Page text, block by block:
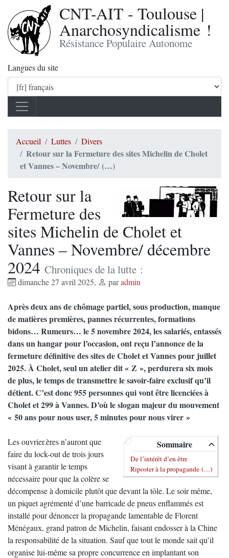
CNT-AIT - Toulouse |
Anarchosyndicalisme !
Résistance Populaire Autonome
Langues du site
Accueil Luttes Divers
Retour sur la Fermeture des sites Michelin de Cholet
et Vannes – Novembre/ (…)
Retour sur la
Fermeture des
sites Michelin de Cholet et
Vannes – Novembre/ décembre
2024 Chroniques de la lutte :
dimanche 27 avril 2025, paradmin
Après deux ans de chômage partiel, sous production, manque
de matières premières, pannes récurrentes, formations
bidons… Rumeurs… le 5 novembre 2024, les salariés, entassés
dans un hangar pour l’occasion, ont reçu l’annonce de la
fermeture définitive des sites de Cholet et Vannes pour juillet
2025. À Cholet, seul un atelier dit « Z », perdurera six mois
de plus, le temps de transmettre le savoir-faire exclusif qu’il
détient. C’est donc 955 personnes qui vont être licenciées à
Cholet et 299 à Vannes. D’où le slogan majeur du mouvement
« 50 ans pour nous user, 5 minutes pour nous virer »
Sommaire
De l’intérêt d’en être
Riposter à la propagande (…)
Les ouvrier.ères n’auront que
faire du lock-out de trois jours
visant à garantir le temps
nécessaire pour que la colère se
décompense à domicile plutôt que devant la tôle. Le soir même,
un piquet agrémenté d’une barricade de pneus enflammés est
installé pour dénoncer la propagande lamentable de Florent
Ménégaux, grand patron de Michelin, faisant endosser à la Chine
la responsabilité de la situation. Sauf que tout le monde sait qu’il
organise lui-même sa propre concurrence en implantant son